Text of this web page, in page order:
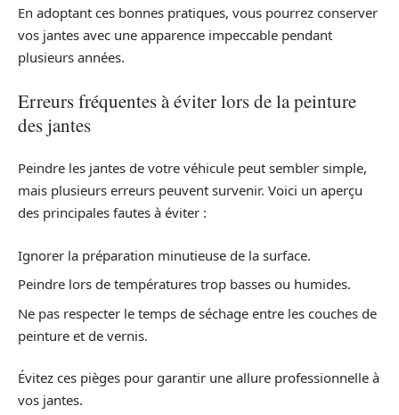
En adoptant ces bonnes pratiques, vous pourrez conserver
vos jantes avec une apparence impeccable pendant
plusieurs années.
Erreurs fréquentes à éviter lors de la peinture
des jantes
Peindre les jantes de votre véhicule peut sembler simple,
mais plusieurs erreurs peuvent survenir. Voici un aperçu
des principales fautes à éviter :
Ignorer la préparation minutieuse de la surface.
Peindre lors de températures trop basses ou humides.
Ne pas respecter le temps de séchage entre les couches de
peinture et de vernis.
Évitez ces pièges pour garantir une allure professionnelle à
vos jantes.